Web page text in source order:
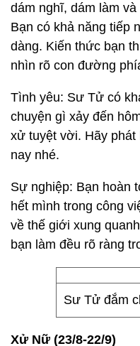
dám nghĩ, dám làm
Bạn có khả năng tiếp
dàng. Kiến thức bạn
nhìn rõ con đường
Tình yêu: Sư Tử có
chuyện gì xảy đến
xử tuyệt vời. Hãy phát
nay nhé.
Sự nghiệp: Bạn hoàn
hết mình trong công
về thế giới xung
bạn làm đều rõ ràng
Sư Tử đắm
Xử Nữ (23/8-22/9)